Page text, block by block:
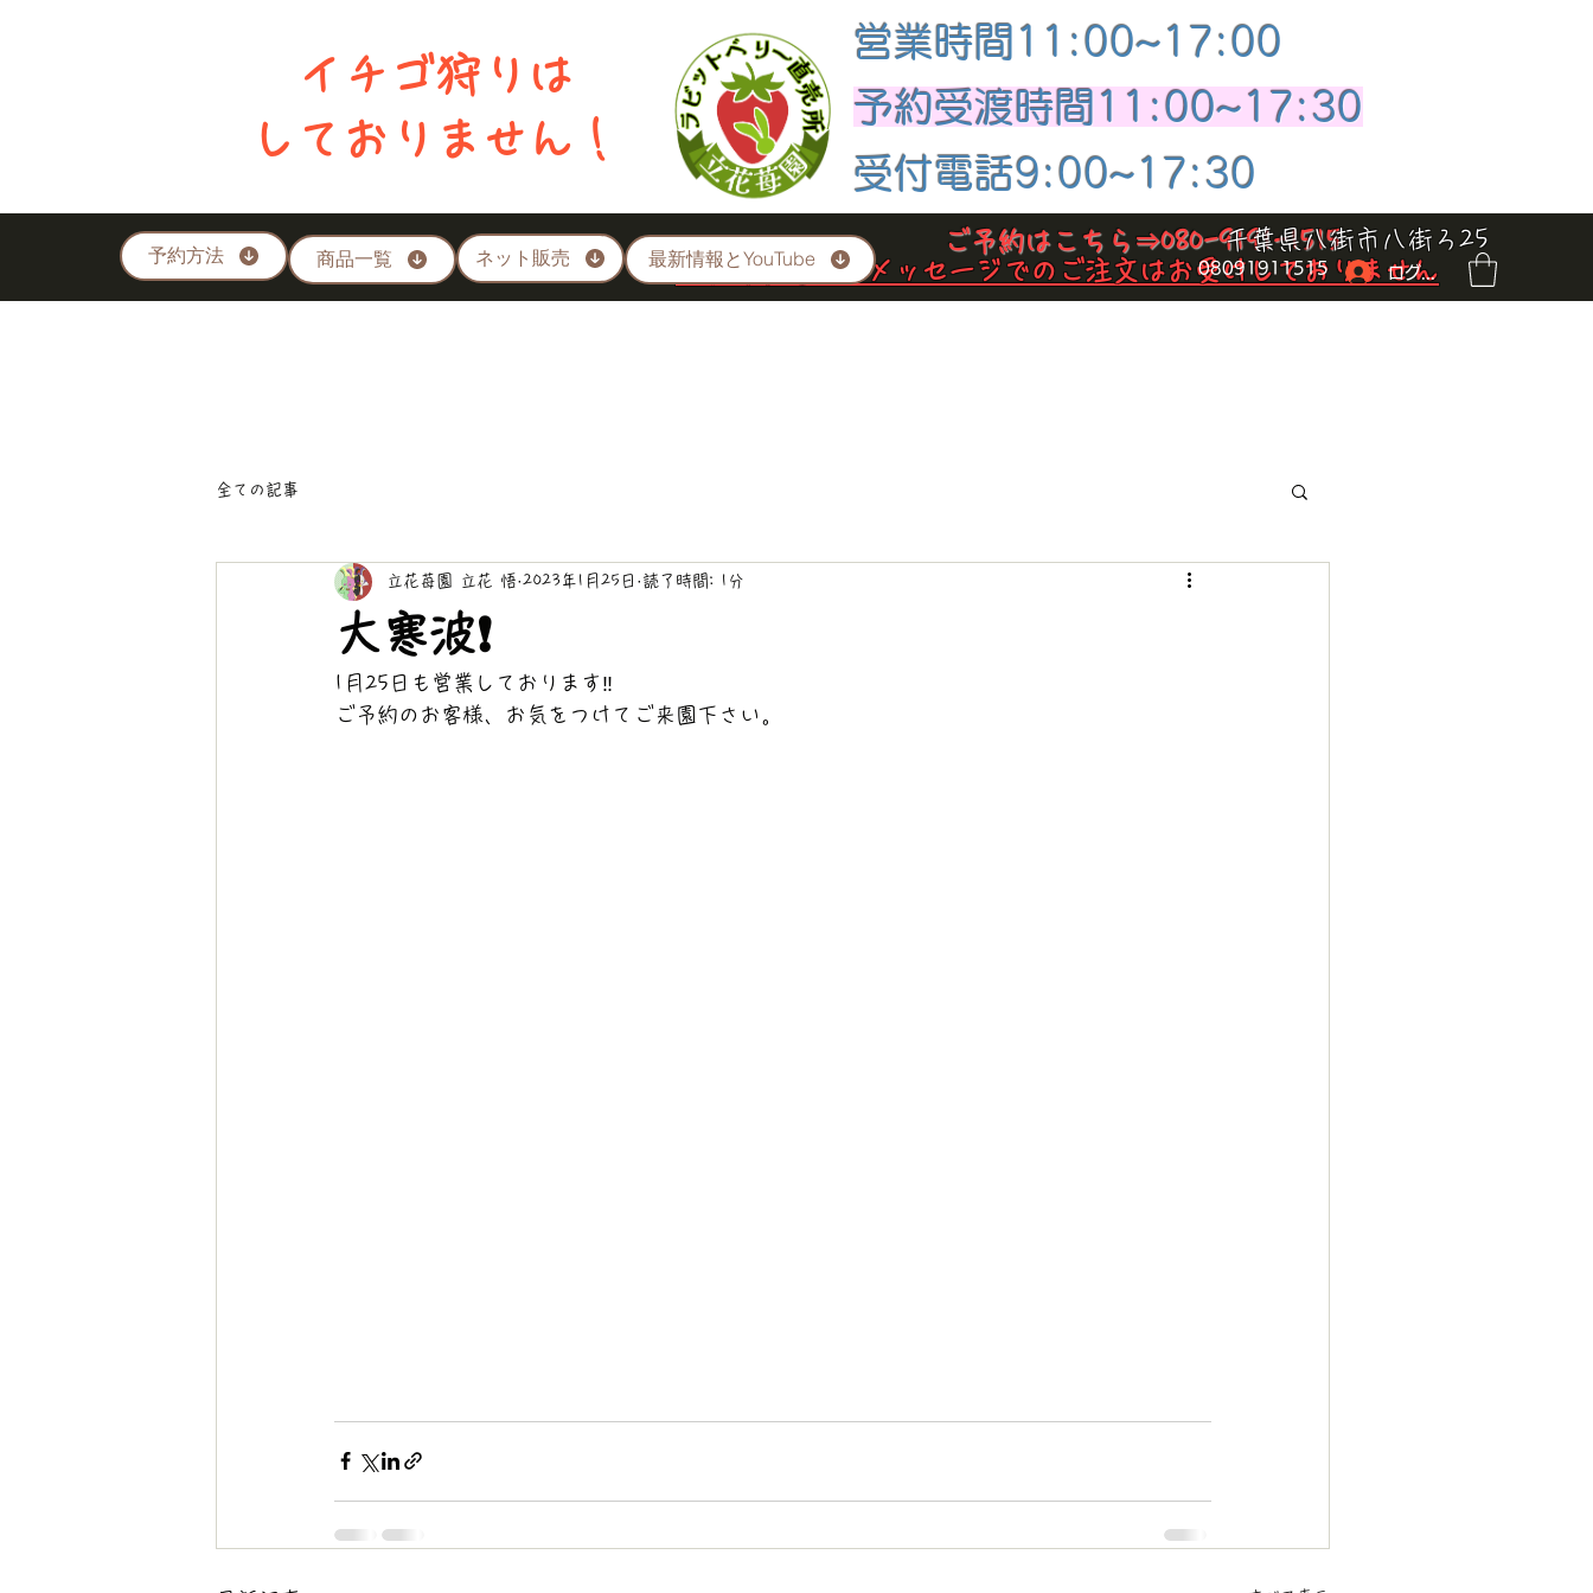
イチゴ狩りは
​しておりません！
​営業時間11:00~17:00
​予約受渡時間11:00~17:30
​受付電話9:00~17:30
​ご予約はこちら⇒080-9191-1515
​※留守番電話・メッセージでのご注文はお受けしておりません
予約方法 商品一覧 ネット販売 最新情報とYouTube 08091911515 ログイン
千葉県八街市八街ろ25
全ての記事
大寒波❗️
立花苺園 立花 悟 2023年1月25日 読了時間: 1分
1月25日も営業しております‼️
ご予約のお客様、お気をつけてご来園下さい。